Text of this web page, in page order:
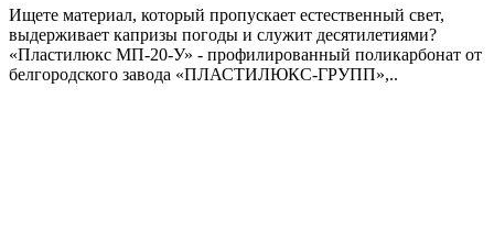
Ищете материал, который пропускает естественный свет,
выдерживает капризы погоды и служит десятилетиями?
«Пластилюкс МП-20-У» - профилированный поликарбонат от
белгородского завода «ПЛАСТИЛЮКС-ГРУПП»,..